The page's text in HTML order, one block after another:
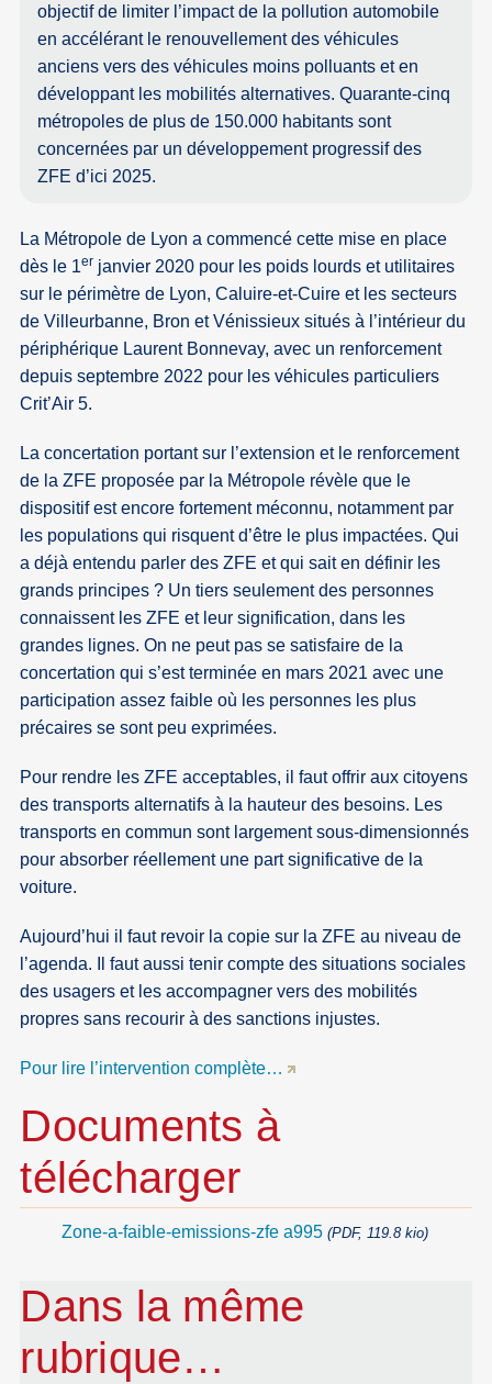
objectif de limiter l’impact de la pollution automobile
en accélérant le renouvellement des véhicules
anciens vers des véhicules moins polluants et en
développant les mobilités alternatives. Quarante-cinq
métropoles de plus de 150.000 habitants sont
concernées par un développement progressif des
ZFE d’ici 2025.
La Métropole de Lyon a commencé cette mise en place
dès le 1er janvier 2020 pour les poids lourds et utilitaires
sur le périmètre de Lyon, Caluire-et-Cuire et les secteurs
de Villeurbanne, Bron et Vénissieux situés à l’intérieur du
périphérique Laurent Bonnevay, avec un renforcement
depuis septembre 2022 pour les véhicules particuliers
Crit’Air 5.
La concertation portant sur l’extension et le renforcement
de la ZFE proposée par la Métropole révèle que le
dispositif est encore fortement méconnu, notamment par
les populations qui risquent d’être le plus impactées. Qui
a déjà entendu parler des ZFE et qui sait en définir les
grands principes ? Un tiers seulement des personnes
connaissent les ZFE et leur signification, dans les
grandes lignes. On ne peut pas se satisfaire de la
concertation qui s’est terminée en mars 2021 avec une
participation assez faible où les personnes les plus
précaires se sont peu exprimées.
Pour rendre les ZFE acceptables, il faut offrir aux citoyens
des transports alternatifs à la hauteur des besoins. Les
transports en commun sont largement sous-dimensionnés
pour absorber réellement une part significative de la
voiture.
Aujourd’hui il faut revoir la copie sur la ZFE au niveau de
l’agenda. Il faut aussi tenir compte des situations sociales
des usagers et les accompagner vers des mobilités
propres sans recourir à des sanctions injustes.
Pour lire l’intervention complète…
Documents à
télécharger
Zone-a-faible-emissions-zfe a995 (PDF, 119.8 kio)
Dans la même
rubrique…